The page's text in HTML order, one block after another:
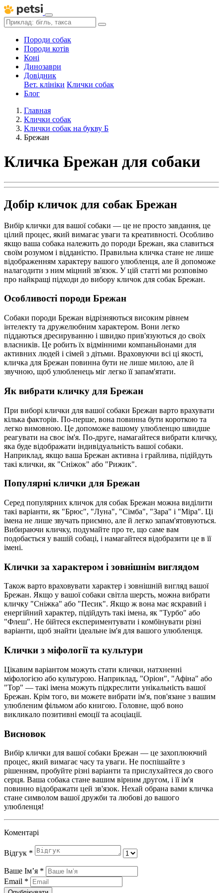
Породи собак
Породи котів
Коні
Динозаври
Довідник
Вет. клініки Клички собак
Блог
Главная
Клички собак
Клички собак на букву Б
Брежан
Кличка Брежан для собаки
Добір кличок для собак Брежан
Вибір клички для вашої собаки — це не просто завдання, це
цілий процес, який вимагає уваги та креативності. Особливо
якщо ваша собака належить до породи Брежан, яка славиться
своїм розумом і відданістю. Правильна кличка стане не лише
відображенням характеру вашого улюбленця, але й допоможе
налагодити з ним міцний зв'язок. У цій статті ми розповімо
про найкращі підходи до вибору кличок для собак Брежан.
Особливості породи Брежан
Собаки породи Брежан відрізняються високим рівнем
інтелекту та дружелюбним характером. Вони легко
піддаються дресируванню і швидко прив'язуються до своїх
власників. Це робить їх відмінними компаньйонами для
активних людей і сімей з дітьми. Враховуючи всі ці якості,
кличка для Брежан повинна бути не лише милою, але й
звучною, щоб улюбленець міг легко її запам'ятати.
Як вибрати кличку для Брежан
При виборі клички для вашої собаки Брежан варто врахувати
кілька факторів. По-перше, вона повинна бути короткою та
легко вимовною. Це допоможе вашому улюбленцю швидше
реагувати на своє ім'я. По-друге, намагайтеся вибрати кличку,
яка буде відображати індивідуальність вашої собаки.
Наприклад, якщо ваша Брежан активна і грайлива, підійдуть
такі клички, як "Сніжок" або "Рижик".
Популярні клички для Брежан
Серед популярних кличок для собак Брежан можна виділити
такі варіанти, як "Брюс", "Луна", "Сімба", "Зара" і "Міра". Ці
імена не лише звучать приємно, але й легко запам'ятовуються.
Вибираючи кличку, подумайте про те, що саме вам
подобається у вашій собаці, і намагайтеся відобразити це в її
імені.
Клички за характером і зовнішнім виглядом
Також варто враховувати характер і зовнішній вигляд вашої
Брежан. Якщо у вашої собаки світла шерсть, можна вибрати
кличку "Сніжка" або "Песик". Якщо ж вона має яскравий і
енергійний характер, підійдуть такі імена, як "Турбо" або
"Флеш". Не бійтеся експериментувати і комбінувати різні
варіанти, щоб знайти ідеальне ім'я для вашого улюбленця.
Клички з міфології та культури
Цікавим варіантом можуть стати клички, натхненні
міфологією або культурою. Наприклад, "Оріон", "Афіна" або
"Тор" — такі імена можуть підкреслити унікальність вашої
Брежан. Крім того, ви можете вибрати ім'я, пов'язане з вашим
улюбленим фільмом або книгою. Головне, щоб воно
викликало позитивні емоції та асоціації.
Висновок
Вибір клички для вашої собаки Брежан — це захоплюючий
процес, який вимагає часу та уваги. Не поспішайте з
рішенням, пробуйте різні варіанти та прислухайтеся до свого
серця. Ваша собака стане вашим вірним другом, і її ім'я
повинно відображати цей зв'язок. Нехай обрана вами кличка
стане символом вашої дружби та любові до вашого
улюбленця!
Коментарі
Відгук *
Ваше Імʼя *
Email *